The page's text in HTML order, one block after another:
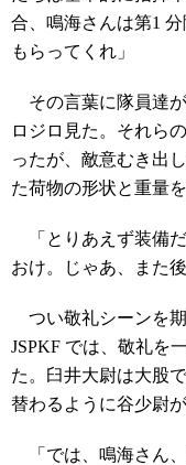
合、鳴海さんは第1
もらってくれ」
その言葉に隊員達
ロジロ見た。それら
ったが、敵意むき出
た荷物の形状と重量
「とりあえず装備
おけ。じゃあ、また
つい敬礼シーンを
JSPKF では、敬礼を
た。臼井大尉は大股
替わるように谷少尉
「では、鳴海さん